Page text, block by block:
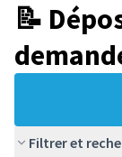
📝
Filtrer et